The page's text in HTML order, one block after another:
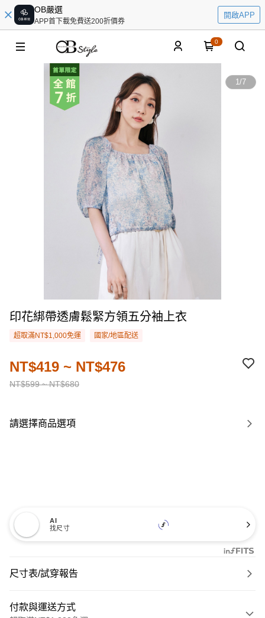
OB嚴選
APP首下載免費送200折價券
開啟APP
0
1/7
印花綁帶透膚鬆緊方領五分袖上衣
超取滿NT$1,000免運 國家/地區配送
NT$599 ~ NT$680
NT$419 ~ NT$476
請選擇商品選項
AI
找尺寸
尺寸表/試穿報告
付款與運送方式